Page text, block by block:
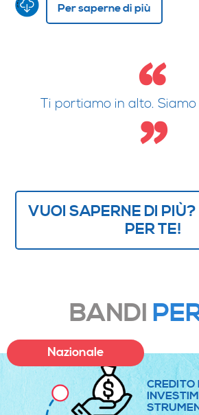
Per saperne di più
Ti portiamo in alto.
VUOI SAPERNE DI
PER TE!
BANDI
Nazionale
CREDITO